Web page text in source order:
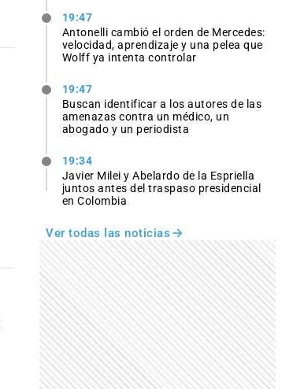
19:47
Antonelli cambió el orden de Mercedes:
velocidad, aprendizaje y una pelea que
Wolff ya intenta controlar
19:47
Buscan identificar a los autores de las
amenazas contra un médico, un
abogado y un periodista
19:34
Javier Milei y Abelardo de la Espriella
juntos antes del traspaso presidencial
en Colombia
Ver todas las noticias